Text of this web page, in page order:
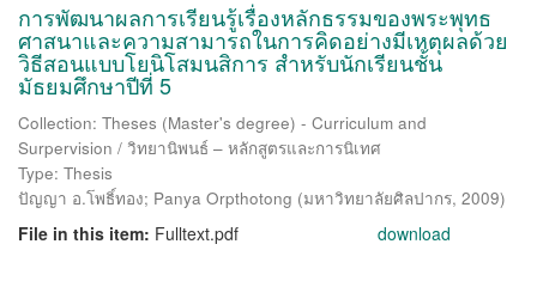
การพัฒนาผลการเรียนรู้เรื่องหลักธรรมของพระพุทธ
ศาสนาและความสามารถในการคิดอย่างมีเหตุผลด้วย
วิธีสอนแบบโยนิโสมนสิการ สำหรับนักเรียนชั้น
มัธยมศึกษาปีที่ 5
Collection: Theses (Master's degree) - Curriculum and
Surpervision / วิทยานิพนธ์ – หลักสูตรและการนิเทศ
Type: Thesis
ปัญญา อ.โพธิ์ทอง; Panya Orpthotong (มหาวิทยาลัยศิลปากร, 2009)
File in this item: Fulltext.pdf download